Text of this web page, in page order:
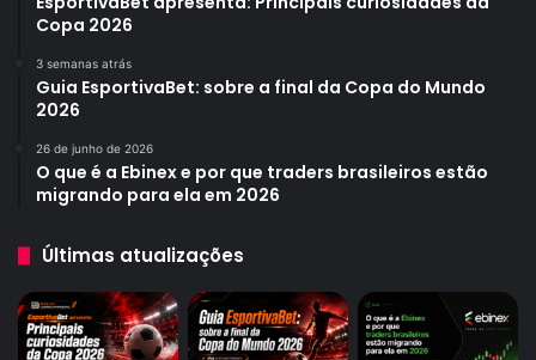
Copa 2026
3 semanas atrás
Guia EsportivaBet: sobre a final da Copa do Mundo
2026
26 de junho de 2026
O que é a Ebinex e por que traders brasileiros estão
migrando para ela em 2026
Últimas atualizações